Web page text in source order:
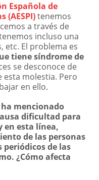
Española de
(AESPI)tenemos
a través de
incluso una
etc. El problema es
tiene síndrome de
se desconoce de
esta molestia. Pero
en ello.
mencionado
dificultad para
en esta línea,
de las personas
periódicos de las
¿Cómo afecta